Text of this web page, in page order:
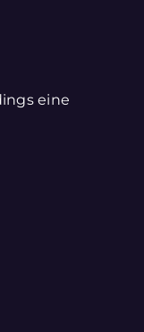
eine